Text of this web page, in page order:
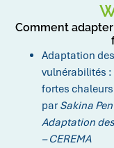
Comment
Adaptation
vulnérabilités
fortes
par Sakina
Adaptation
– CEREMA